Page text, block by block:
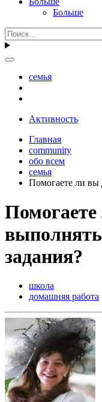
Больше
семья
Активность
Главная
community
обо всем
семья
Помогаете ли вы
задания?
школа
домашняя работа